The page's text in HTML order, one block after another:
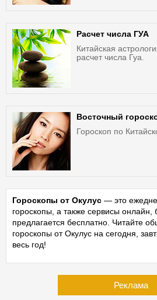
Расчет числа ГУА
Китайская
расчет числа Гуа.
Восточный
Гороскоп по
Гороскопы от Окулус — это
гороскопы, а также сервисы онлайн,
предлагается бесплатно. Читайте
гороскопы от Окулус на сегодня,
весь год!
Реклама